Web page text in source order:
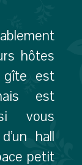
hôtes
est
est
vous
hall
petit